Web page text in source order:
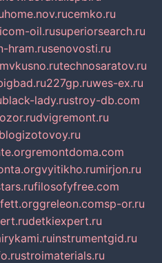
home.nov.rucemko.ru
oil.rusuperiorsearch.ru
hram.rusenovosti.ru
technosaratov.ru
227gp.ruwes-ex.ru
black-lady.rustroy-db.com
dvigremont.ru
blogizotovoy.ru
remontdoma.com
vyitikho.rumirjon.ru
filosofyfree.com
greleon.comsp-or.ru
detkiexpert.ru
instrumentgid.ru
stroimaterials.ru